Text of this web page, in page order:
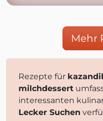
Mehr
Rezepte für
milchdessert
interessanten
Lecker Suchen